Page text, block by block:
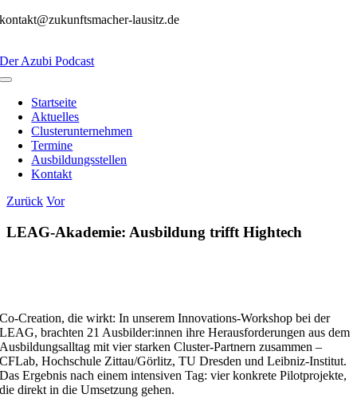
Zum
kontakt@zukunftsmacher-lausitz.de
Der Azubi Podcast
Toggle
NavigationStartseite
Aktuelles
Clusterunternehmen
Termine
Ausbildungsstellen
Kontakt
Zurück Vor
LEAG-Akademie: Ausbildung trifft Hightech
Co‑Creation, die wirkt: In unserem Innovations-Workshop bei der
LEAG, brachten 21 Ausbilder:innen ihre Herausforderungen aus dem
Ausbildungsalltag mit vier starken Cluster-Partnern zusammen –
CFLab, Hochschule Zittau/Görlitz, TU Dresden und Leibniz‑Institut.
Das Ergebnis nach einem intensiven Tag: vier konkrete Pilotprojekte,
die direkt in die Umsetzung gehen.